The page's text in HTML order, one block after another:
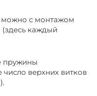
с монтажом
каждый
пружины
верхних витков